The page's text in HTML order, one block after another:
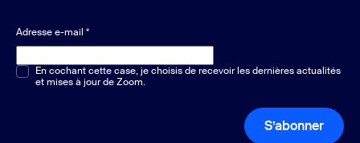
Adresse e-mail *
Choix multiple ou unique*
En cochant cette case, je choisis de recevoir les dernières actualités
et mises à jour de Zoom.
S’abonner